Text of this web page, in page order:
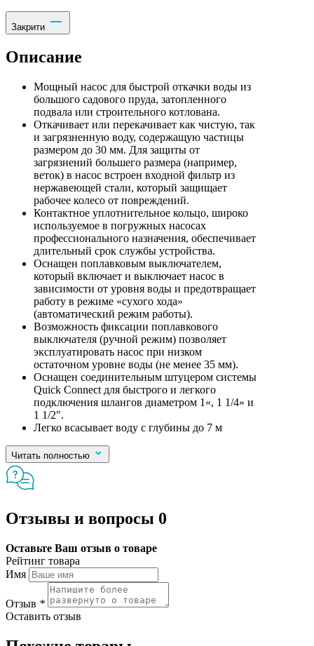
Закрити
Описание
Мощный насос для быстрой откачки воды из
большого садового пруда, затопленного
подвала или строительного котлована.
Откачивает или перекачивает как чистую, так
и загрязненную воду, содержащую частицы
размером до 30 мм. Для защиты от
загрязнений большего размера (например,
веток) в насос встроен входной фильтр из
нержавеющей стали, который защищает
рабочее колесо от повреждений.
Контактное уплотнительное кольцо, широко
используемое в погружных насосах
профессионального назначения, обеспечивает
длительный срок службы устройства.
Оснащен поплавковым выключателем,
который включает и выключает насос в
зависимости от уровня воды и предотвращает
работу в режиме «сухого хода»
(автоматический режим работы).
Возможность фиксации поплавкового
выключателя (ручной режим) позволяет
эксплуатировать насос при низком
остаточном уровне воды (не менее 35 мм).
Оснащен соединительным штуцером системы
Quick Connect для быстрого и легкого
подключения шлангов диаметром 1«, 1 1/4» и
1 1/2".
Легко всасывает воду с глубины до 7 м
Читать полностью
Отзывы и вопросы 0
Оставьте Ваш отзыв о товаре
Рейтинг товара
Имя
Отзыв *
Оставить отзыв